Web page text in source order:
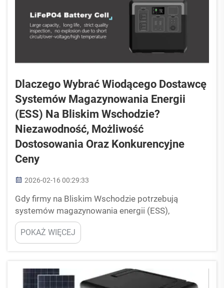
Dlaczego Wybrać Wiodącego Dostawcę
Systemów Magazynowania Energii
(ESS) Na Bliskim Wschodzie?
Niezawodność, Możliwość
Dostosowania Oraz Konkurencyjne
Ceny
2026-02-16 00:29:33
Gdy firmy na Bliskim Wschodzie potrzebują
systemów magazynowania energii (ESS),
zazwyczaj szukają najlepszych rozwiązań. Wybór
odpowiedniego dostawcy systemów ESS jest
bardzo ważny z kilku powodów. Jednym z
Niezawodny dostawca zapewnia, że produkty
działają poprawnie i długo...
POKAŻ WIĘCEJ